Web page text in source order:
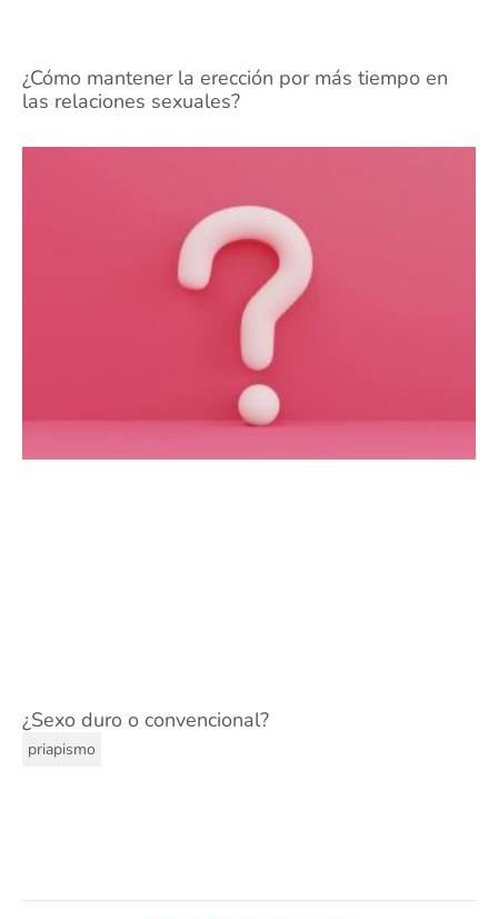
¿Cómo mantener la erección por más tiempo en
las relaciones sexuales?
¿Sexo duro o convencional?
priapismo